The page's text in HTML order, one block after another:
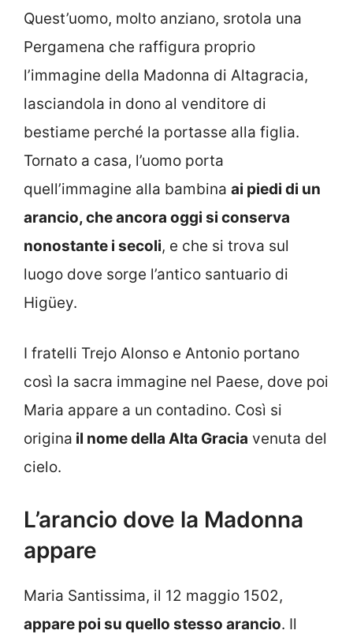
Quest’uomo, molto anziano, srotola una
Pergamena che raffigura proprio
l’immagine della Madonna di Altagracia,
lasciandola in dono al venditore di
bestiame perché la portasse alla figlia.
Tornato a casa, l’uomo porta
quell’immagine alla bambina ai piedi di un
arancio, che ancora oggi si conserva
nonostante i secoli, e che si trova sul
luogo dove sorge l’antico santuario di
Higüey.
I fratelli Trejo Alonso e Antonio portano
così la sacra immagine nel Paese, dove poi
Maria appare a un contadino. Così si
origina il nome della Alta Gracia venuta del
cielo.
L’arancio dove la Madonna
appare
Maria Santissima, il 12 maggio 1502,
appare poi su quello stesso arancio. Il